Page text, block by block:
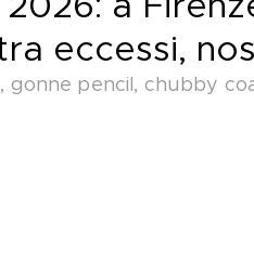
2026: a
tra eccessi,
gonne pencil, chubby